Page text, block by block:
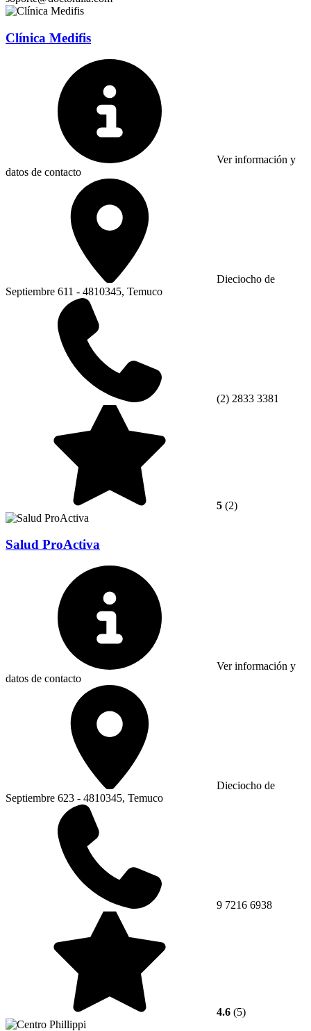
Clínica Medifis
Ver información y
datos de contacto
Dieciocho de
Septiembre 611 - 4810345, Temuco
(2) 2833 3381
5 (2)
Salud ProActiva
Ver información y
datos de contacto
Dieciocho de
Septiembre 623 - 4810345, Temuco
9 7216 6938
4.6 (5)